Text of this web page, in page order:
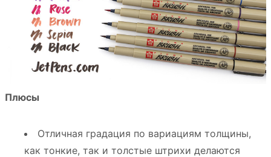
Плюсы
Отличная градация по вариациям толщины,
как тонкие, так и толстые штрихи делаются